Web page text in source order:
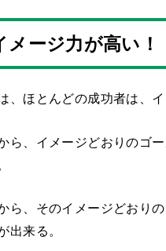
メージ力が高い！
、ほとんどの成功者は、
ら、イメージどおりのゴ
ら、そのイメージどおり
出来る。